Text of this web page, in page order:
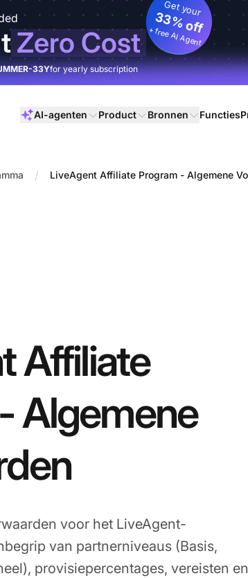
Zero Cost
Get your
33% off
+ free AI Agent
33Yfor yearly subscription
AI-agenten Product Bronnen Functies
/ LiveAgent Affiliate Program - Algemene
Affiliate
Algemene
voor het LiveAgent-
van partnerniveaus (Basis,
provisiepercentages, vereisten en